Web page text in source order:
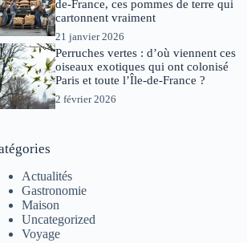
de-France, ces pommes de terre qui
cartonnent vraiment
21 janvier 2026
Perruches vertes : d’où viennent ces
oiseaux exotiques qui ont colonisé
Paris et toute l’Île-de-France ?
2 février 2026
Actualités
Gastronomie
Maison
Uncategorized
Voyage